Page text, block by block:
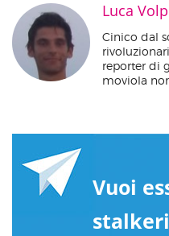
Luca
Cinico dal
reporter di
moviola
Vuoi